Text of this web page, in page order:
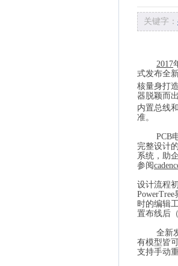
关键字：
2017
式发布全
核量身打造
器脱颖而
内置总线
准。
PCB
完整设计
系统，助
参阅
设计流程
PowerTree
时的编辑
置布线后（
全新
有模型皆
支持手动